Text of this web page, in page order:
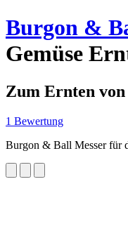
Burgon &
Gemüse
Zum Ernten
1 Bewertung
Burgon & Ball Messer für